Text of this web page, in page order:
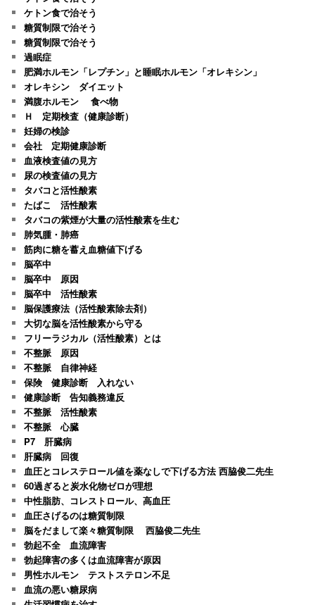
ケトン食で治そう
糖質制限で治そう
糖質制限で治そう
過眠症
肥満ホルモン「レプチン」と睡眠ホルモン「オレキシン」
オレキシン ダイエット
満腹ホルモン 食べ物
Ｈ 定期検査（健康診断）
妊婦の検診
会社 定期健康診断
血液検査値の見方
尿の検査値の見方
タバコと活性酸素
たばこ 活性酸素
タバコの紫煙が大量の活性酸素を生む
肺気腫・肺癌
筋肉に糖を蓄え血糖値下げる
脳卒中
脳卒中 原因
脳卒中 活性酸素
脳保護療法（活性酸素除去剤）
大切な脳を活性酸素から守る
フリーラジカル（活性酸素）とは
不整脈 原因
不整脈 自律神経
保険 健康診断 入れない
健康診断 告知義務違反
不整脈 活性酸素
不整脈 心臓
P7 肝臓病
肝臓病 回復
血圧とコレステロール値を薬なしで下げる方法 西脇俊二先生
60過ぎると炭水化物ゼロが理想
中性脂肪、コレストロール、高血圧
血圧さげるのは糖質制限
脳をだまして楽々糖質制限 西脇俊二先生
勃起不全 血流障害
勃起障害の多くは血流障害が原因
男性ホルモン テストステロン不足
血流の悪い糖尿病